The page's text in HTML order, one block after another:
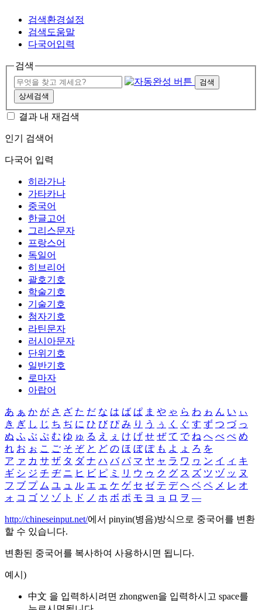
검색환경설정
검색도움말
다국어입력
검색
검색
상세검색
결과 내 재검색
인기 검색어
다국어 입력
히라가나
가타카나
중국어
한글고어
그리스문자
프랑스어
독일어
히브리어
괄호기호
학술기호
기술기호
첨자기호
라틴문자
러시아문자
단위기호
일반기호
로마자
아랍어
あ ぁ か が さ ざ た だ な は ば ぱ ま や ゃ ら わ ゎ ん い ぃ
き ぎ し じ ち ぢ に ひ び ぴ み り う ぅ く ぐ す ず つ づ っ
ぬ ふ ぶ ぷ む ゆ ゅ る え ぇ け げ せ ぜ て で ね へ べ ぺ め
れ お ぉ こ ご そ ぞ と ど の ほ ぼ ぽ も よ ょ ろ を
ア ァ カ サ ザ タ ダ ナ ハ バ パ マ ヤ ャ ラ ワ ヮ ン イ ィ キ
ギ シ ジ チ ヂ ニ ヒ ビ ピ ミ リ ウ ゥ ク グ ス ズ ツ ヅ ッ ヌ
フ ブ プ ム ユ ュ ル エ ェ ケ ゲ セ ゼ テ デ ヘ ベ ペ メ レ オ
ォ コ ゴ ソ ゾ ト ド ノ ホ ボ ポ モ ヨ ョ ロ ヲ ―
http://chineseinput.net/에서 pinyin(병음)방식으로 중국어를 변환
할 수 있습니다.
변환된 중국어를 복사하여 사용하시면 됩니다.
예시)
中文 을 입력하시려면 zhongwen을 입력하시고 space를